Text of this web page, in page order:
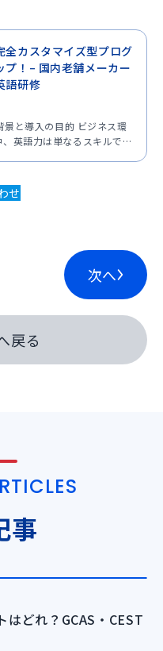
全カスタマイズ型プログ
プ！– 国内老舗メーカー
語研修
景と導入の目的 ビジネス環
英語力は単なるスキルでは
使える英語力」を身につける
せ
戻る
次へ
事
はどれ？GCAS・CEST